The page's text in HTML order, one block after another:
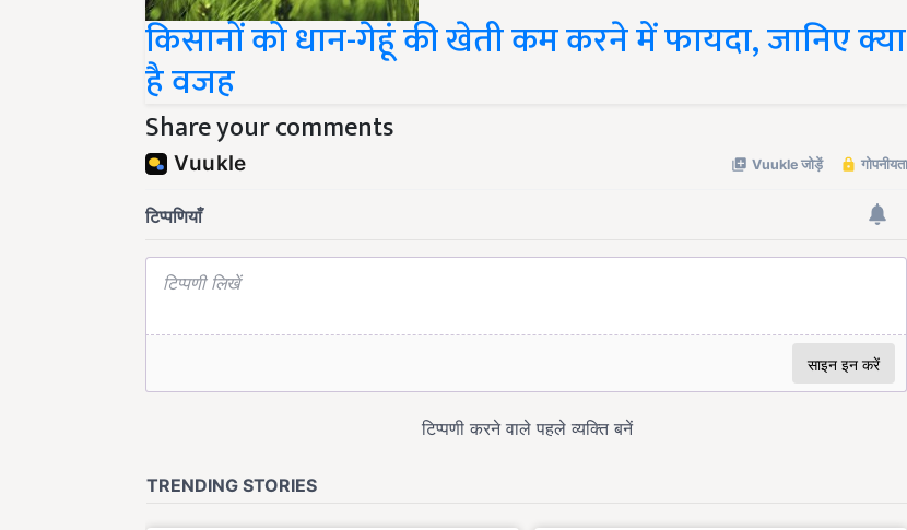
किसानों को धान-गेहूं की खेती कम करने में फायदा, जानिए क्या
है वजह
Share your comments